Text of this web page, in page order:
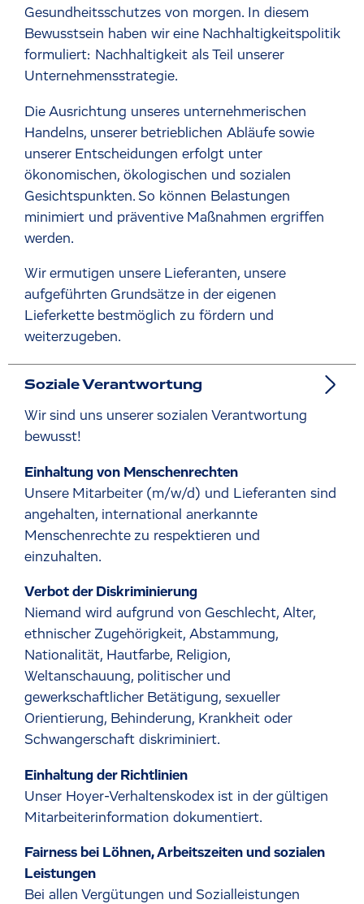
Gesundheitsschutzes von morgen. In diesem
Bewusstsein haben wir eine Nachhaltigkeitspolitik
formuliert: Nachhaltigkeit als Teil unserer
Unternehmensstrategie.
Die Ausrichtung unseres unternehmerischen
Handelns, unserer betrieblichen Abläufe sowie
unserer Entscheidungen erfolgt unter
ökonomischen, ökologischen und sozialen
Gesichtspunkten. So können Belastungen
minimiert und präventive Maßnahmen ergriffen
werden.
Wir ermutigen unsere Lieferanten, unsere
aufgeführten Grundsätze in der eigenen
Lieferkette bestmöglich zu fördern und
weiterzugeben.
Soziale Verantwortung
Wir sind uns unserer sozialen Verantwortung
bewusst!
Einhaltung von Menschenrechten
Unsere Mitarbeiter (m/w/d) und Lieferanten sind
angehalten, international anerkannte
Menschenrechte zu respektieren und
einzuhalten.
Verbot der Diskriminierung
Niemand wird aufgrund von Geschlecht, Alter,
ethnischer Zugehörigkeit, Abstammung,
Nationalität, Hautfarbe, Religion,
Weltanschauung, politischer und
gewerkschaftlicher Betätigung, sexueller
Orientierung, Behinderung, Krankheit oder
Schwangerschaft diskriminiert.
Einhaltung der Richtlinien
Unser Hoyer-Verhaltenskodex ist in der gültigen
Mitarbeiterinformation dokumentiert.
Fairness bei Löhnen, Arbeitszeiten und sozialen
Leistungen
Bei allen Vergütungen und Sozialleistungen